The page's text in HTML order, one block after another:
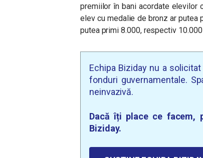
premiilor în bani acordate elevilor
elev cu medalie de bronz ar putea
putea primi 8.000, respectiv
Echipa Biziday nu a
fonduri guvernamentale.
neinvazivă.
Dacă îți place ce facem,
Biziday.